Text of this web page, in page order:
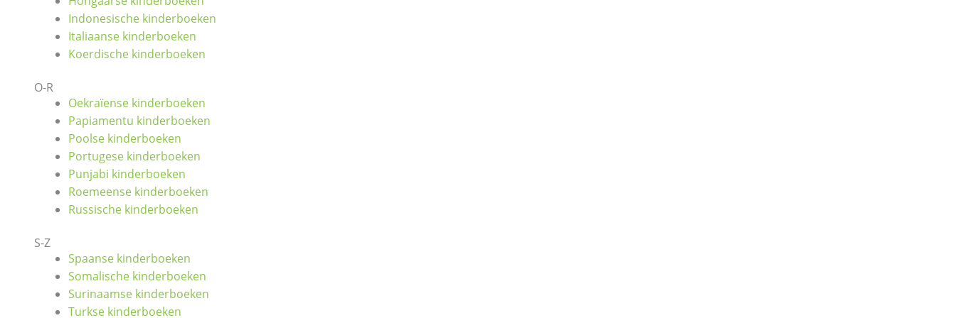
Indonesische kinderboeken
Italiaanse kinderboeken
Koerdische kinderboeken
O-R
Oekraïense kinderboeken
Papiamentu kinderboeken
Poolse kinderboeken
Portugese kinderboeken
Punjabi kinderboeken
Roemeense kinderboeken
Russische kinderboeken
S-Z
Spaanse kinderboeken
Somalische kinderboeken
Surinaamse kinderboeken
Turkse kinderboeken